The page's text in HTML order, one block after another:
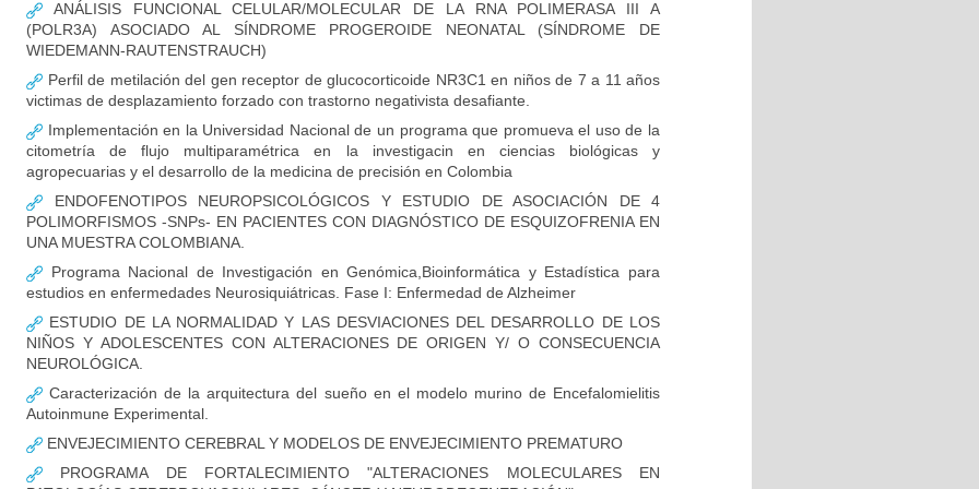
ANÁLISIS FUNCIONAL CELULAR/MOLECULAR DE LA RNA POLIMERASA III A
(POLR3A) ASOCIADO AL SÍNDROME PROGEROIDE NEONATAL (SÍNDROME DE
WIEDEMANN-RAUTENSTRAUCH)
Perfil de metilación del gen receptor de glucocorticoide NR3C1 en niños de 7 a 11 años
victimas de desplazamiento forzado con trastorno negativista desafiante.
Implementación en la Universidad Nacional de un programa que promueva el uso de la
citometría de flujo multiparamétrica en la investigacin en ciencias biológicas y
agropecuarias y el desarrollo de la medicina de precisión en Colombia
ENDOFENOTIPOS NEUROPSICOLÓGICOS Y ESTUDIO DE ASOCIACIÓN DE 4
POLIMORFISMOS -SNPs- EN PACIENTES CON DIAGNÓSTICO DE ESQUIZOFRENIA EN
UNA MUESTRA COLOMBIANA.
Programa Nacional de Investigación en Genómica,Bioinformática y Estadística para
estudios en enfermedades Neurosiquiátricas. Fase I: Enfermedad de Alzheimer
ESTUDIO DE LA NORMALIDAD Y LAS DESVIACIONES DEL DESARROLLO DE LOS
NIÑOS Y ADOLESCENTES CON ALTERACIONES DE ORIGEN Y/ O CONSECUENCIA
NEUROLÓGICA.
Caracterización de la arquitectura del sueño en el modelo murino de Encefalomielitis
Autoinmune Experimental.
ENVEJECIMIENTO CEREBRAL Y MODELOS DE ENVEJECIMIENTO PREMATURO
PROGRAMA DE FORTALECIMIENTO "ALTERACIONES MOLECULARES EN